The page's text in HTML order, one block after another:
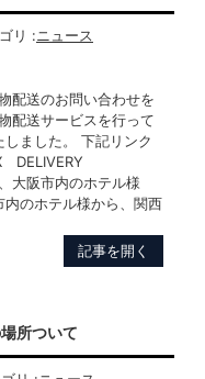
リ :ニュース
配送のお問い合わせを
配送サービスを行って
ました。 下記リンク
DELIVERY
大阪市内のホテル様
のホテル様から、関西
記事を開く
所ついて